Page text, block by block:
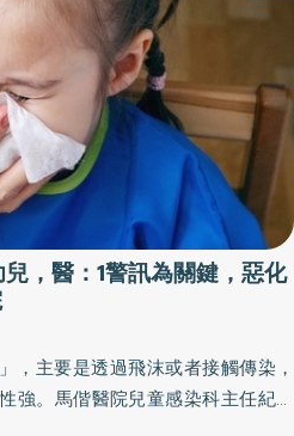
帶麻痺的困擾，經常需要進行聲
種治療方法不僅效果短暫，而且
而接受可調式喉植入手術後，患者
個性也隨之恢復，展現了這項新技
影響。 國際認可與未來展望 來自德
加坡、泰國、菲律賓、印度等國的
的技術給予高度評價。 此次執刀由
偕醫院謝麗君主任協作帶教，謝主
醫師，也是首位在國際知名期刊
效，證明了其在臨床上的有效性
音沙啞及吞嚥困難等問題，可調
質，還可以透過門診調整，進一
，醫：1警訊為關鍵，惡化
，主要是透過飛沫或者接觸傳染，
強。馬偕醫院兒童感染科主任紀鑫